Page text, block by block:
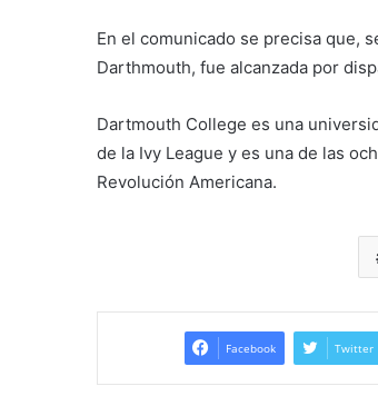
En el comunicado se precisa que,
Darthmouth, fue alcanzada por
Dartmouth College es una
de la Ivy League y es una de las
Revolución Americana.
Facebook Twitter